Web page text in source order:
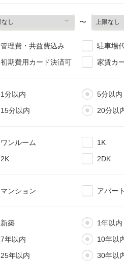
〜
管理費・共益費込み
駐車場
初期費用カード決済可
家賃カ
1分以内
5分以内
15分以内
20分以
ワンルーム
1K
2K
2DK
マンション アパー
新築
1年以内
7年以内
10年以
25年以内
30年以